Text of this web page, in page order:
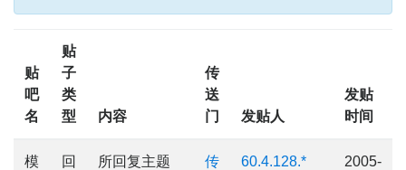
贴
吧
名
贴
子
类
型
内容
传
送
门
发贴人
发贴
时间
模
回
所回复主题
传
60.4.128.*
2005-